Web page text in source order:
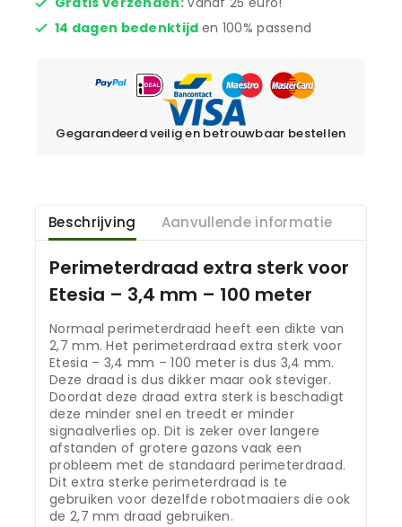
14 dagen bedenktijd en 100% passend
Gegarandeerd veilig en betrouwbaar bestellen
Beschrijving Aanvullende informatie
Perimeterdraad extra sterk voor
Etesia – 3,4 mm – 100 meter
Normaal perimeterdraad heeft een dikte van
2,7 mm. Het perimeterdraad extra sterk voor
Etesia – 3,4 mm – 100 meter is dus 3,4 mm.
Deze draad is dus dikker maar ook steviger.
Doordat deze draad extra sterk is beschadigt
deze minder snel en treedt er minder
signaalverlies op. Dit is zeker over langere
afstanden of grotere gazons vaak een
probleem met de standaard perimeterdraad.
Dit extra sterke perimeterdraad is te
gebruiken voor dezelfde robotmaaiers die ook
de 2,7 mm draad gebruiken.